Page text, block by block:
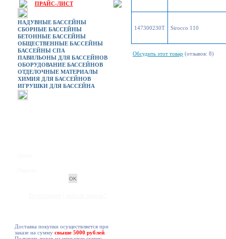
ПРАЙС-ЛИСТ
НАДУВНЫЕ БАССЕЙНЫ
СБОРНЫЕ БАССЕЙНЫ
БЕТОННЫЕ БАССЕЙНЫ
ОБЩЕСТВЕННЫЕ БАССЕЙНЫ
БАССЕЙНЫ СПА
ПАВИЛЬОНЫ ДЛЯ БАССЕЙНОВ
ОБОРУДОВАНИЕ БАССЕЙНОВ
ОТДЕЛОЧНЫЕ МАТЕРИАЛЫ
ХИМИЯ ДЛЯ БАССЕЙНОВ
ИГРУШКИ ДЛЯ БАССЕЙНА
Доставка покупки осуществляется при
заказе на сумму свыше 5000 рублей.
147300230T Sirocco 110
Обсудить этот товар (отзывов: 8)